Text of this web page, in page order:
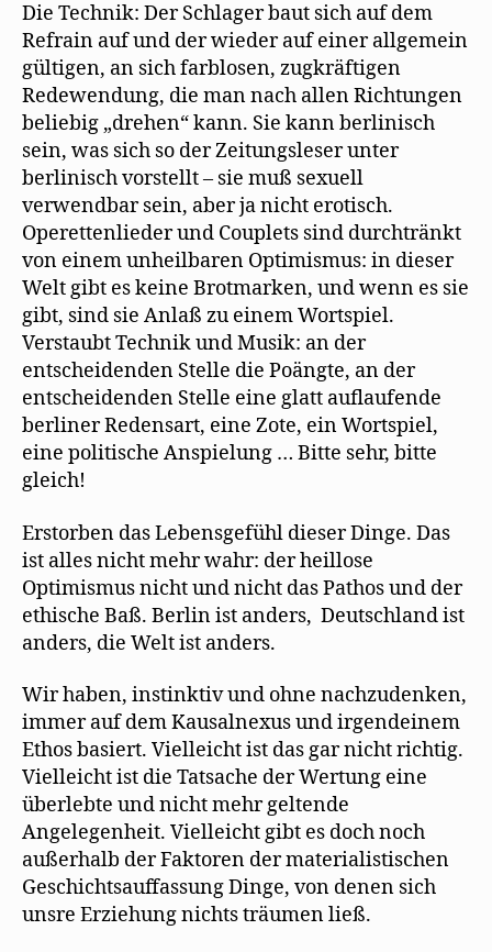
Die Technik: Der Schlager baut sich auf dem
Refrain auf und der wieder auf einer allgemein
gültigen, an sich farblosen, zugkräftigen
Redewendung, die man nach allen Richtungen
beliebig „drehen“ kann. Sie kann berlinisch
sein, was sich so der Zeitungsleser unter
berlinisch vorstellt – sie muß sexuell
verwendbar sein, aber ja nicht erotisch.
Operettenlieder und Couplets sind durchtränkt
von einem unheilbaren Optimismus: in dieser
Welt gibt es keine Brotmarken, und wenn es sie
gibt, sind sie Anlaß zu einem Wortspiel.
Verstaubt Technik und Musik: an der
entscheidenden Stelle die Poängte, an der
entscheidenden Stelle eine glatt auflaufende
berliner Redensart, eine Zote, ein Wortspiel,
eine politische Anspielung … Bitte sehr, bitte
gleich!
Erstorben das Lebensgefühl dieser Dinge. Das
ist alles nicht mehr wahr: der heillose
Optimismus nicht und nicht das Pathos und der
ethische Baß. Berlin ist anders, Deutschland ist
anders, die Welt ist anders.
Wir haben, instinktiv und ohne nachzudenken,
immer auf dem Kausalnexus und irgendeinem
Ethos basiert. Vielleicht ist das gar nicht richtig.
Vielleicht ist die Tatsache der Wertung eine
überlebte und nicht mehr geltende
Angelegenheit. Vielleicht gibt es doch noch
außerhalb der Faktoren der materialistischen
Geschichtsauffassung Dinge, von denen sich
unsre Erziehung nichts träumen ließ.